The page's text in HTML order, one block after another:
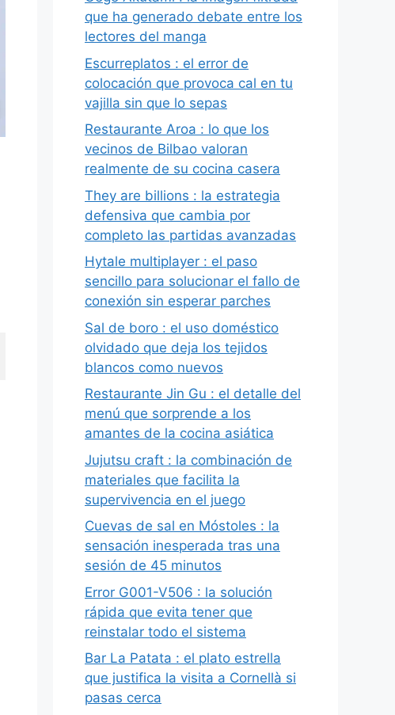
que ha generado debate entre los
lectores del manga
Escurreplatos : el error de
colocación que provoca cal en tu
vajilla sin que lo sepas
Restaurante Aroa : lo que los
vecinos de Bilbao valoran
realmente de su cocina casera
They are billions : la estrategia
defensiva que cambia por
completo las partidas avanzadas
Hytale multiplayer : el paso
sencillo para solucionar el fallo de
conexión sin esperar parches
Sal de boro : el uso doméstico
olvidado que deja los tejidos
blancos como nuevos
Restaurante Jin Gu : el detalle del
menú que sorprende a los
amantes de la cocina asiática
Jujutsu craft : la combinación de
materiales que facilita la
supervivencia en el juego
Cuevas de sal en Móstoles : la
sensación inesperada tras una
sesión de 45 minutos
Error G001-V506 : la solución
rápida que evita tener que
reinstalar todo el sistema
Bar La Patata : el plato estrella
que justifica la visita a Cornellà si
pasas cerca